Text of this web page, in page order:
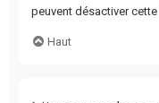
peuvent désactiver
Haut